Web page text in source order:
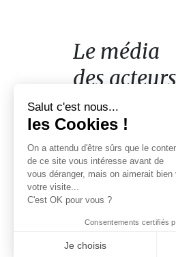
acteurs
de
l'engagement
Le média
des acteurs
de
Salut c'est nous...
les Cookies !
On a attendu d'être sûrs que le
de ce site vous intéresse avant de
vous déranger, mais on aimerait
votre visite...
C'est OK pour vous ?
Consentements certifiés
Je choisis